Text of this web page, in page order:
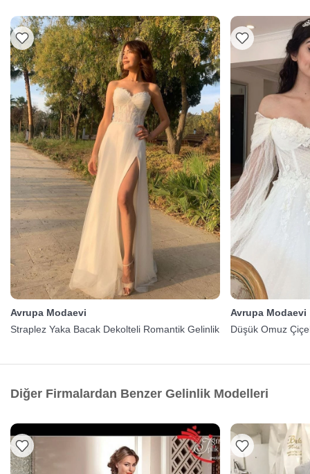
Avrupa Modaevi
Straplez Yaka Bacak Dekolteli Romantik Gelinlik
Avrupa Modaevi
Düşük Omuz
Diğer Firmalardan Benzer Gelinlik Modelleri